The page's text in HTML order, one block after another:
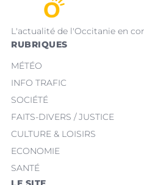
L'actualité de l'Occitanie en
RUBRIQUES
MÉTÉO
INFO TRAFIC
SOCIÉTÉ
FAITS-DIVERS / JUSTICE
CULTURE & LOISIRS
ECONOMIE
SANTÉ